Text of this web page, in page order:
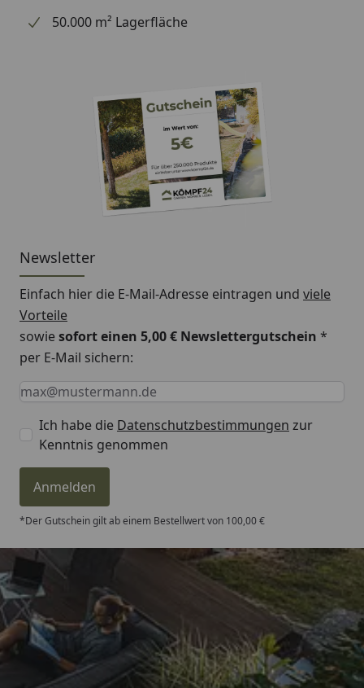
50.000 m² Lagerfläche
Newsletter
Einfach hier die E-Mail-Adresse eintragen und viele
Vorteile
sowiesofort einen 5,00 € Newslettergutschein *
per E-Mail sichern:
Keine Eingabe erforderlich
Eingabe erforderlich
E-Mail *
Ich habe die Datenschutzbestimmungen zur
Kenntnis genommen
Anmelden
*Der Gutschein gilt ab einem Bestellwert von 100,00 €
Trusted Shops
4,81/ 5